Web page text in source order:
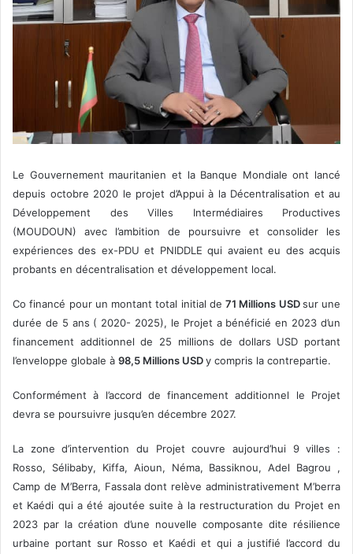
Le Gouvernement mauritanien et la Banque Mondiale ont lancé
depuis octobre 2020 le projet d’Appui à la Décentralisation et au
Développement des Villes Intermédiaires Productives
(MOUDOUN) avec l’ambition de poursuivre et consolider les
expériences des ex-PDU et PNIDDLE qui avaient eu des acquis
probants en décentralisation et développement local.
Co financé pour un montant total initial de 71 Millions USDsur une
durée de 5 ans ( 2020- 2025), le Projet a bénéficié en 2023 d’un
financement additionnel de 25 millions de dollars USD portant
l’enveloppe globale à 98,5 Millions USDy compris la contrepartie.
Conformément à l’accord de financement additionnel le Projet
devra se poursuivre jusqu’en décembre 2027.
La zone d’intervention du Projet couvre aujourd’hui 9 villes :
Rosso, Sélibaby, Kiffa, Aioun, Néma, Bassiknou, Adel Bagrou ,
Camp de M’Berra, Fassala dont relève administrativement M’berra
et Kaédi qui a été ajoutée suite à la restructuration du Projet en
2023 par la création d’une nouvelle composante dite résilience
urbaine portant sur Rosso et Kaédi et qui a justifié l’accord du